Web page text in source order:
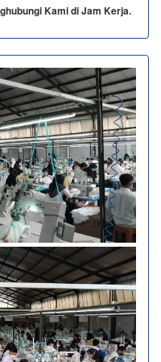
Kami di Jam Kerja.